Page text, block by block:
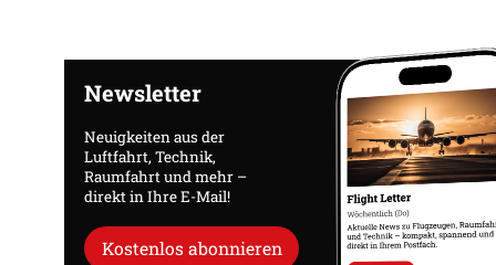
Newsletter
Neuigkeiten aus der
Luftfahrt, Technik,
Raumfahrt und mehr –
direkt in Ihre E-Mail!
Kostenlos abonnieren